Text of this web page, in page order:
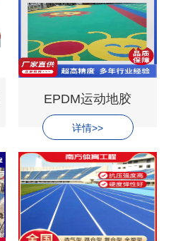
EPDM运动地胶
详情>>